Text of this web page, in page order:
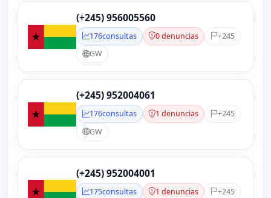
(+245) 956005560
176consultas 0 denuncias
+245
GW
(+245) 952004061
176consultas 1 denuncias
+245
GW
(+245) 952004001
175consultas 1 denuncias
+245